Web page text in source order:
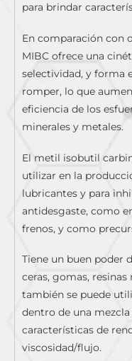
para brindar
En comparación con
MIBC ofrece una
selectividad, y forma
romper, lo que
eficiencia de los
minerales y metales.
El metil isobutil
utilizar en la
lubricantes y para
antidesgaste, como
frenos, y como
Tiene un buen poder
ceras, gomas,
también se puede
dentro de una
características de
viscosidad/flujo.